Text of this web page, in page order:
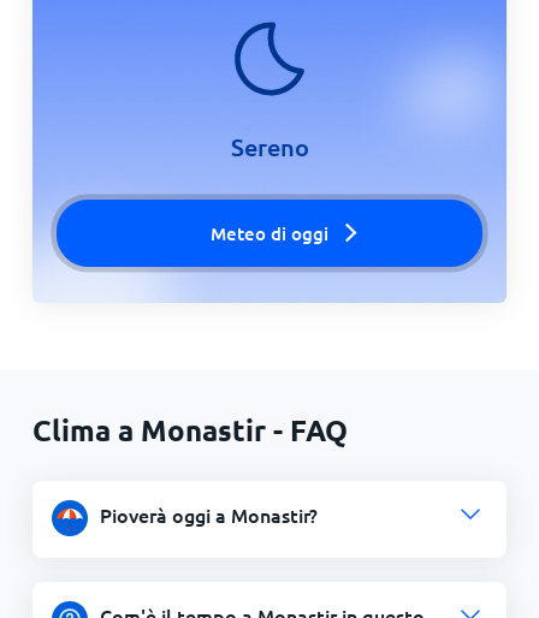
Sereno
Meteo di oggi
Clima a Monastir - FAQ
Pioverà oggi a Monastir?